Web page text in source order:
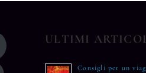
ULTIMI
Consigli per un